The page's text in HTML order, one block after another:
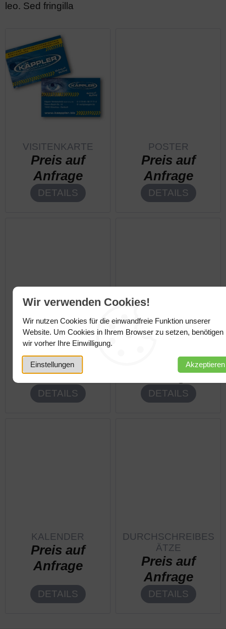
Wir verwenden Cookies!
Wir nutzen Cookies für die einwandfreie Funktion unserer
Website. Um Cookies in Ihrem Browser zu setzen, benötigen
wir vorher Ihre Einwilligung.
Einstellungen Akzeptieren
leo. Sed fringilla
VISITENKARTE
Preis auf
Anfrage
DETAILS
POSTER
Preis auf
Anfrage
DETAILS
BRIEFBOGEN
Preis auf
Anfrage
DETAILS
FLYER UND
Preis auf
Anfrage
DETAILS
KALENDER
Preis auf
Anfrage
DETAILS
DURCHSCHREIBES
ÄTZE
Preis auf
Anfrage
DETAILS